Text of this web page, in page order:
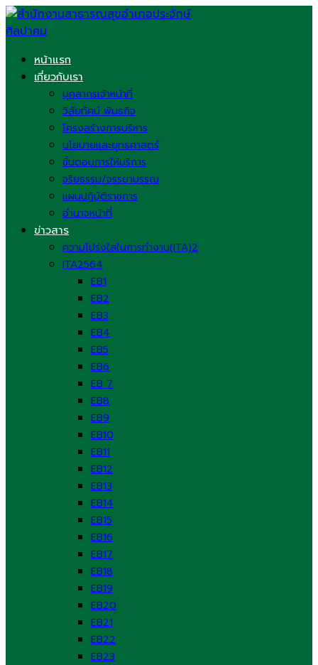
Skip
to
หน้าแรก
เกี่ยวกับเรา
บุคลากรเจ้าหน้าที่
วิสัยทัศน์ พันธกิจ
โครงสร้างการบริหาร
นโยบายและยุทธศาสตร์
ขั้นตอนการให้บริการ
จริยธรรม/จรรยาบรรณ
แผนปฏิบัติราชการ
อำนาจหน้าที่
ข่าวสาร
ความโปร่งใสในการทำงาน(ITA)2
ITA2564
EB1
EB2
EB3
EB4
EB5
EB6
EB 7
EB8
EB9
EB10
EB11
EB12
EB13
EB14
EB15
EB16
EB17
EB18
EB19
EB20
EB21
EB22
EB23